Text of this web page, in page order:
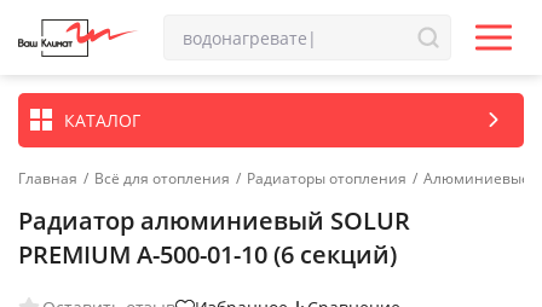
КАТАЛОГ
Главная / Всё для отопления / Радиаторы отопления / Алюминиевые
Радиатор алюминиевый SOLUR
PREMIUM A-500-01-10 (6 секций)